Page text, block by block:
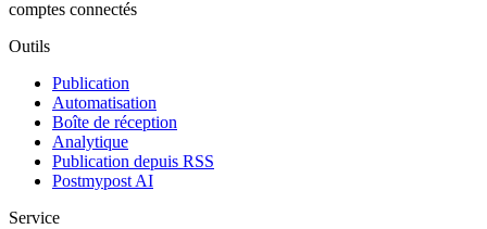
comptes connectés
Outils
Publication
Automatisation
Boîte de réception
Analytique
Publication depuis RSS
Postmypost AI
Service